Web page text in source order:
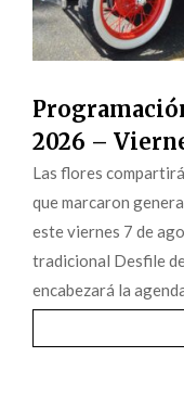
2026 –
Las flores
que marcaron
este viernes 7 de
tradicional Desfile
encabezará la